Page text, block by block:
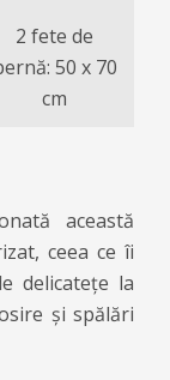
2 fete de
50 x 70
cm
această
ceea ce îi
delicateţe la
și spălări